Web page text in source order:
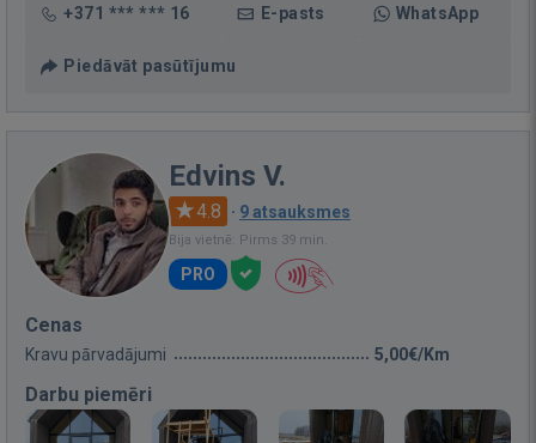
+371 *** *** 16 E-pasts WhatsApp
Piedāvāt pasūtījumu
Edvins V.
4.8 · 9 atsauksmes
Bija vietnē: Pirms 39 min.
PRO
Cenas
Kravu pārvadājumi 5,00€/Km
Darbu piemēri